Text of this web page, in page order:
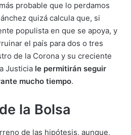
probable que lo perdamos
quizá calcula que, si
populista en que se apoya, y
el país para dos o tres
de la Corona y su creciente
Justicia le permitirán seguir
mucho tiempo.
la Bolsa
de las hipótesis, aunque,